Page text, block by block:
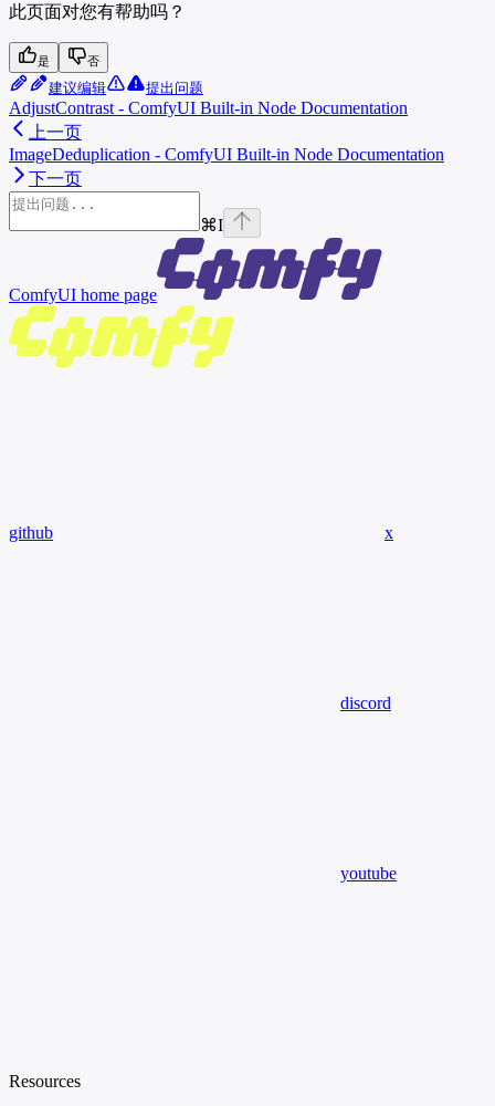
此页面对您有帮助吗？
是 否
建议编辑 提出问题
AdjustContrast - ComfyUI Built-in Node Documentation
上一页
ImageDeduplication - ComfyUI Built-in Node Documentation
下一页
⌘I
ComfyUI home page
github x
discord
youtube
Resources